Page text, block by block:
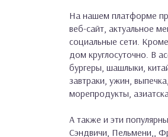
На нашем платформе
веб-сайт, актуальное
социальные сети.
дом круглосуточно. В
бургеры, шашлыки,
завтраки, ужин,
морепродукты,
А также и эти
Сэндвичи, Пельмени,,